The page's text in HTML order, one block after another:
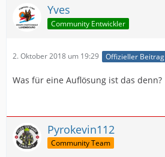
Yves
Community Entwickler
2. Oktober 2018 um 19:29 Offizieller Beitrag
Was für eine Auflösung ist das denn?
Pyrokevin112
Community Team